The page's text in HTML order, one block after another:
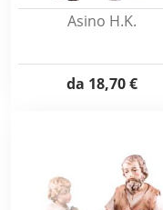
Asino H.K.
da 18,70 €